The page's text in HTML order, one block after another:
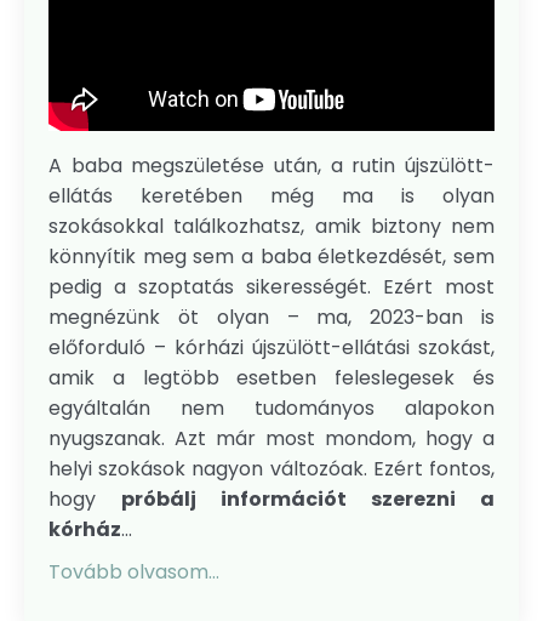
A baba megszületése után, a rutin újszülött-
ellátás keretében még ma is olyan
szokásokkal találkozhatsz, amik biztony nem
könnyítik meg sem a baba életkezdését, sem
pedig a szoptatás sikerességét. Ezért most
megnézünk öt olyan – ma, 2023-ban is
előforduló – kórházi újszülött-ellátási szokást,
amik a legtöbb esetben feleslegesek és
egyáltalán nem tudományos alapokon
nyugszanak. Azt már most mondom, hogy a
helyi szokások nagyon változóak. Ezért fontos,
hogy próbálj információt szerezni a
kórház...
Tovább olvasom...